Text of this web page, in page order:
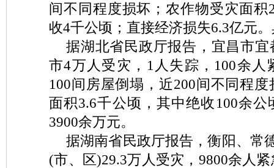
间不同程度损坏；农作物受灾面积
收4千公顷；直接经济损失6.3亿元
据湖北省民政厅报告，宜昌市
市4万人受灾，1人失踪，100余人
100间房屋倒塌，近200间不同程
面积3.6千公顷，其中绝收100余
3900余万元。
据湖南省民政厅报告，衡阳、常
(市、区)29.3万人受灾，9800余人